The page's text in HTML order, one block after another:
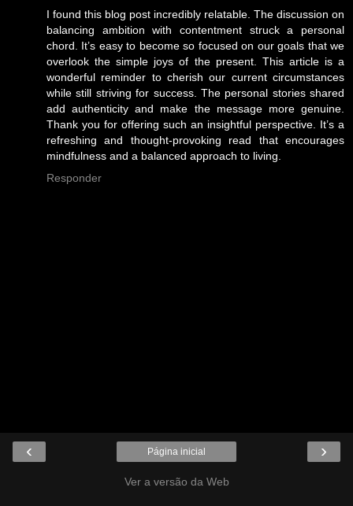
I found this blog post incredibly relatable. The discussion on
balancing ambition with contentment struck a personal
chord. It’s easy to become so focused on our goals that we
overlook the simple joys of the present. This article is a
wonderful reminder to cherish our current circumstances
while still striving for success. The personal stories shared
add authenticity and make the message more genuine.
Thank you for offering such an insightful perspective. It’s a
refreshing and thought-provoking read that encourages
mindfulness and a balanced approach to living.
Responder
‹ ›
Página inicial
Ver a versão da Web